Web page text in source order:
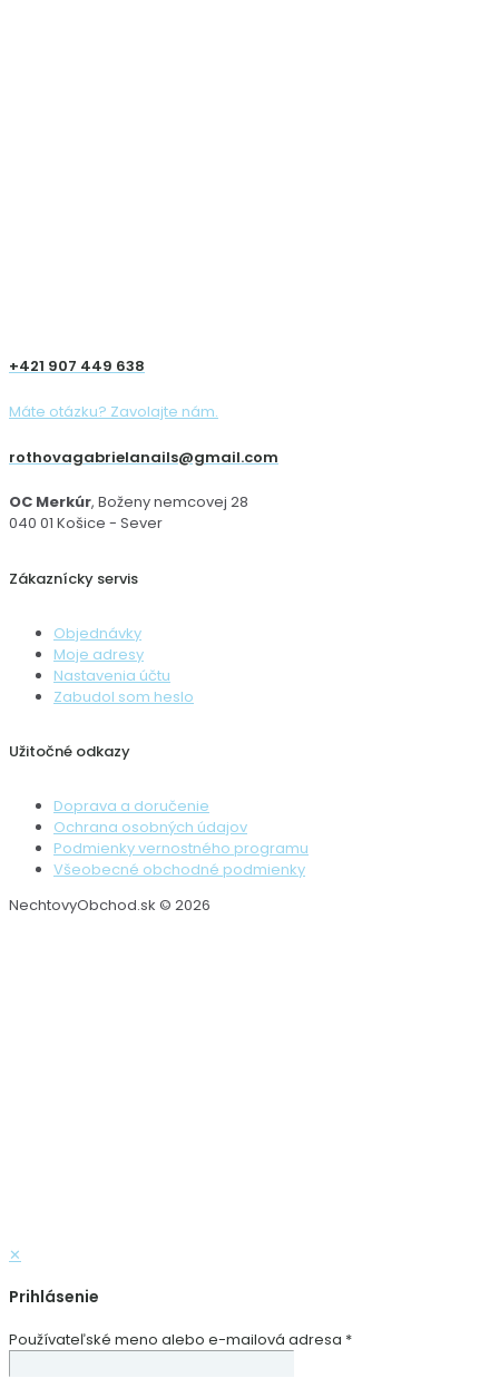
+421 907 449 638
Máte otázku? Zavolajte nám.
rothovagabrielanails@gmail.com
OC Merkúr, Boženy nemcovej 28
040 01 Košice - Sever
Zákaznícky servis
Objednávky
Moje adresy
Nastavenia účtu
Zabudol som heslo
Užitočné odkazy
Doprava a doručenie
Ochrana osobných údajov
Podmienky vernostného programu
Všeobecné obchodné podmienky
NechtovyObchod.sk © 2026
✕
Prihlásenie
Používateľské meno alebo e-mailová adresa *